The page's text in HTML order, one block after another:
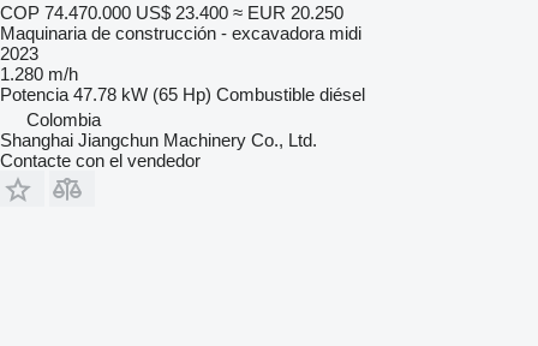
COP 74.470.000 US$ 23.400 ≈ EUR 20.250
Maquinaria de construcción - excavadora midi
2023
1.280 m/h
Potencia 47.78 kW (65 Hp) Combustible diésel
Colombia
Shanghai Jiangchun Machinery Co., Ltd.
Contacte con el vendedor